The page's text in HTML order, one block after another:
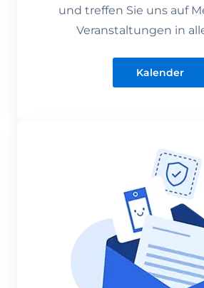
und treffen Sie uns auf
Veranstaltungen in
Kalender